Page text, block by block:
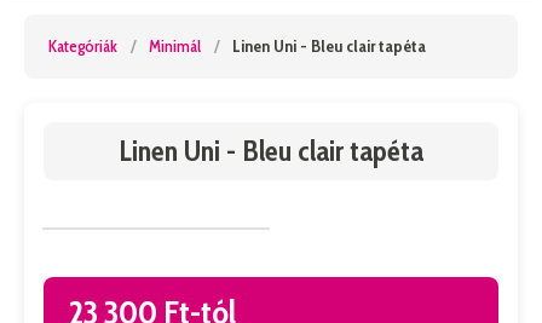
Kategóriák / Minimál / Linen Uni - Bleu clair tapéta
Linen Uni - Bleu clair tapéta
23 300 Ft-tól